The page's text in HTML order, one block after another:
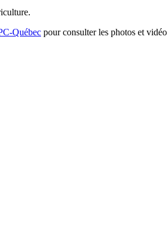
Québec pour consulter les photos et